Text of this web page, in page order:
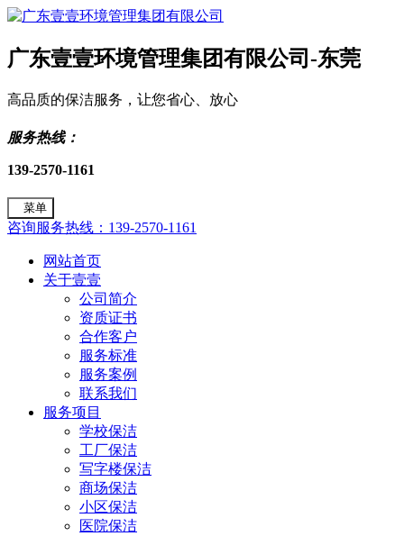
广东壹壹环境管理集团有限公司-东莞
高品质的保洁服务，让您省心、放心
服务热线：
139-2570-1161
菜单
咨询服务热线：139-2570-1161
网站首页
关于壹壹
公司简介
资质证书
合作客户
服务标准
服务案例
联系我们
服务项目
学校保洁
工厂保洁
写字楼保洁
商场保洁
小区保洁
医院保洁